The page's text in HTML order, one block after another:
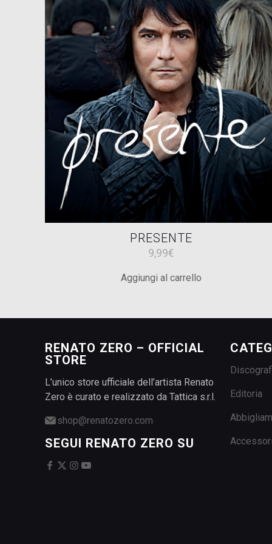
PRESENTE
9,99€
Aggiungi al carrello
RENATO ZERO – OFFICIAL
STORE
L’unico store ufficiale dell’artista Renato
Zero è curato e realizzato da Tattica s.r.l.
shop@renatozero.com
SEGUI RENATO ZERO SU
Editoria
Accessori